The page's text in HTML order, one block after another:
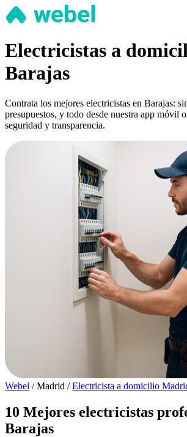
Electricistas a
Barajas
Contrata los mejores electricistas en Barajas:
presupuestos, y todo desde nuestra app móvil
seguridad y transparencia.
Webel / Madrid / Electricista a domicilio
10 Mejores electricistas
Barajas